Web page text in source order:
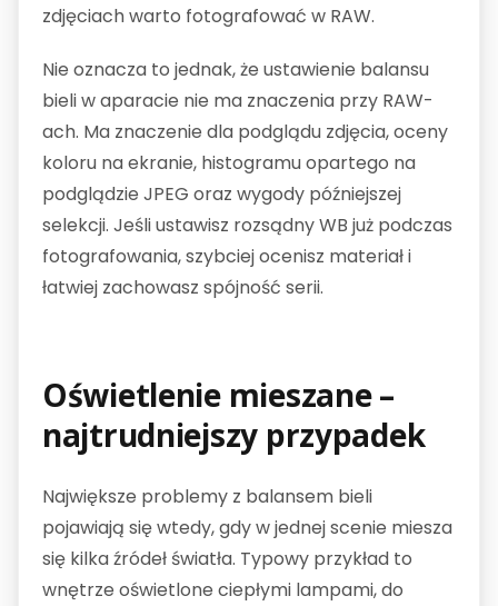
zdjęciach warto fotografować w RAW.
Nie oznacza to jednak, że ustawienie balansu
bieli w aparacie nie ma znaczenia przy RAW-
ach. Ma znaczenie dla podglądu zdjęcia, oceny
koloru na ekranie, histogramu opartego na
podglądzie JPEG oraz wygody późniejszej
selekcji. Jeśli ustawisz rozsądny WB już podczas
fotografowania, szybciej ocenisz materiał i
łatwiej zachowasz spójność serii.
Oświetlenie mieszane –
najtrudniejszy przypadek
Największe problemy z balansem bieli
pojawiają się wtedy, gdy w jednej scenie miesza
się kilka źródeł światła. Typowy przykład to
wnętrze oświetlone ciepłymi lampami, do